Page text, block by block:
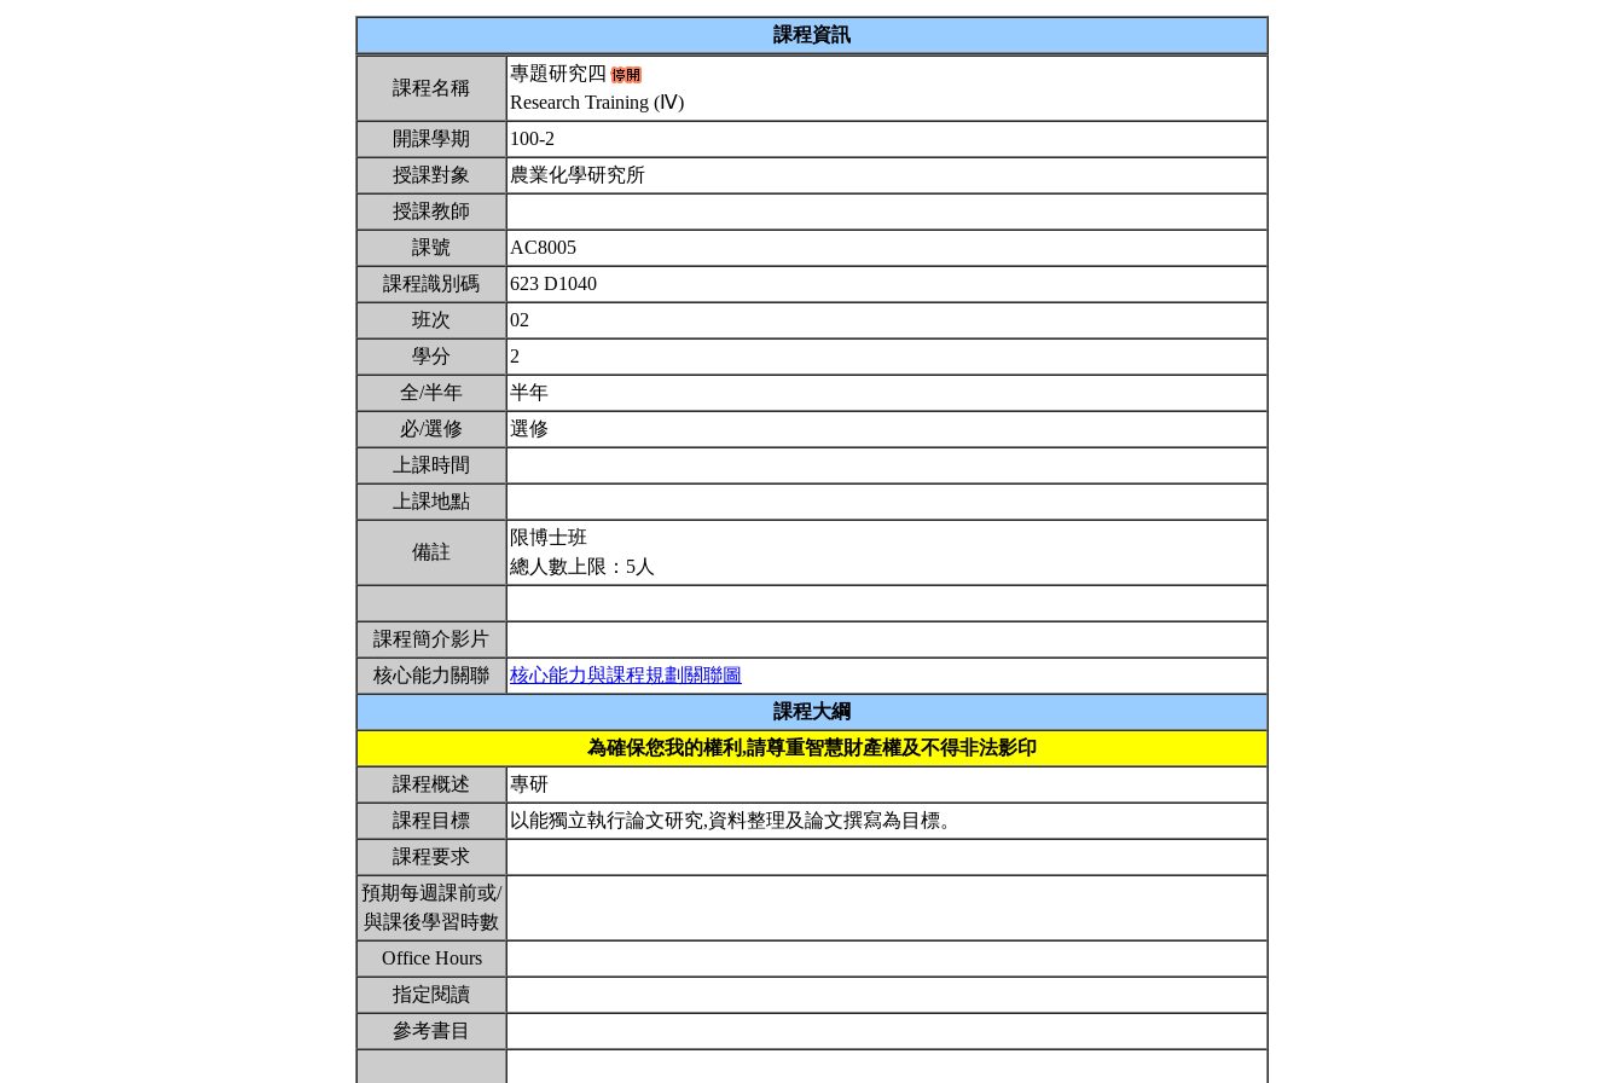
課程資訊
課程名稱
專題研究四
Research Training (Ⅳ)
開課學期
100-2
授課對象
農業化學研究所
授課教師
課號
AC8005
課程識別碼
623 D1040
班次
02
學分
2
全/半年
半年
必/選修
選修
上課時間
上課地點
備註
限博士班
總人數上限：5人
課程簡介影片
核心能力關聯
核心能力與課程規劃關聯圖
課程大綱
為確保您我的權利,請尊重智慧財產權及不得非法影印
課程概述
專研
課程目標
以能獨立執行論文研究,資料整理及論文撰寫為目標。
課程要求
預期每週課前或/
與課後學習時數
Office Hours
指定閱讀
參考書目